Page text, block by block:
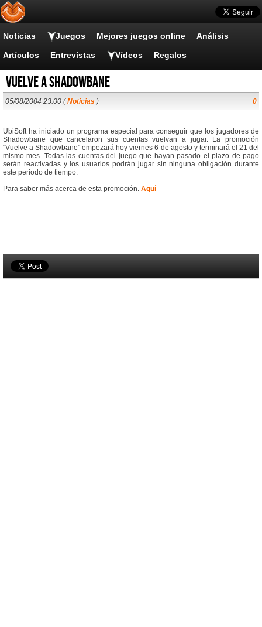
Noticias Juegos Mejores juegos online Análisis
Artículos Entrevistas Vídeos Regalos
Vuelve a Shadowbane
05/08/2004 23:00 (Noticias ) 0
UbiSoft ha iniciado un programa especial para conseguir que los jugadores de
Shadowbane que cancelaron sus cuentas vuelvan a jugar. La promoción
"Vuelve a Shadowbane" empezará hoy viernes 6 de agosto y terminará el 21 del
mismo mes. Todas las cuentas del juego que hayan pasado el plazo de pago
serán reactivadas y los usuarios podrán jugar sin ninguna obligación durante
este periodo de tiempo.
Para saber más acerca de esta promoción. Aquí